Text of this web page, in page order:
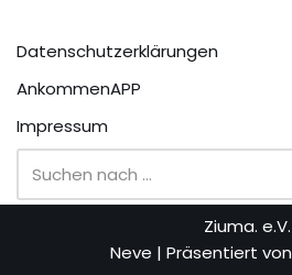
Datenschutzerklärungen
AnkommenAPP
Impressum
Ziuma. e.V.
Neve | Präsentiert von